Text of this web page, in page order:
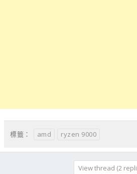
標籤： amd ryzen 9000
View thread (2